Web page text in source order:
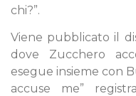
chi?”.
Viene pubblicato il
dove Zucchero
esegue insieme con
accuse me”